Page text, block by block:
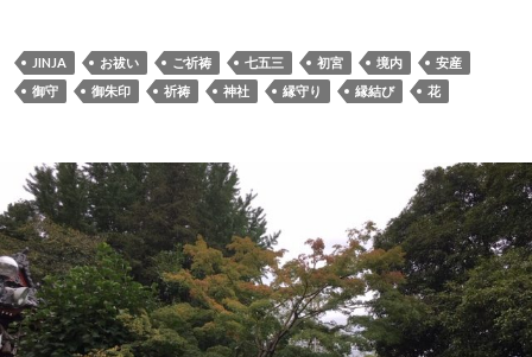
JINJA お祓い ご祈祷 七五三 初宮 境内
安産
御守
御朱印 祈祷 神社 縁守り 縁結び 花